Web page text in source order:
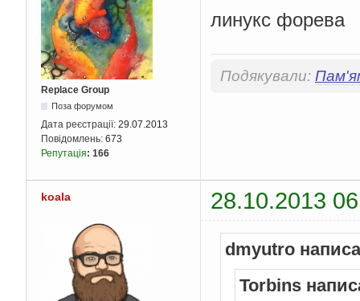
Replace Group
Поза форумом
Дата реєстрації: 29.07.2013
Повідомлень: 673
Репутація: 166
линукс форева
Подякували:
koala 28.10.2013
dmyutro
Torbins